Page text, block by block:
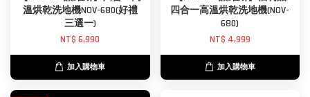
溫烘乾洗地機NOV-680(好禮
三選一)
NT$ 6,990
加入購物車
四合一高溫烘乾洗地機(NOV-
680)
NT$ 4,999
加入購物車